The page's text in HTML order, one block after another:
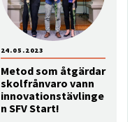
Metod som åtgärdar
skolfrånvaro vann
innovationstävlinge
n SFV Start!
24.05.2023